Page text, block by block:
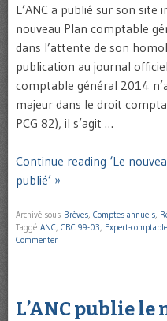
L’ANC a publié sur son
nouveau Plan comptable
dans l’attente de son
publication au journal
comptable général 2014
majeur dans le droit
PCG 82), il s’agit …
Continue reading ‘Le
publié’ »
Archivé sous Brèves, Comptes annuels,
Taggé ANC, CRC 99-03, Expert-comptable
Commenter
L’ANC publie le